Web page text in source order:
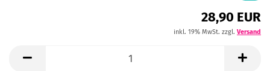
28,90 EUR
inkl. 19% MwSt. zzgl. Versand